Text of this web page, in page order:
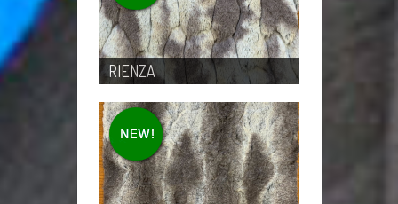
RIENZA